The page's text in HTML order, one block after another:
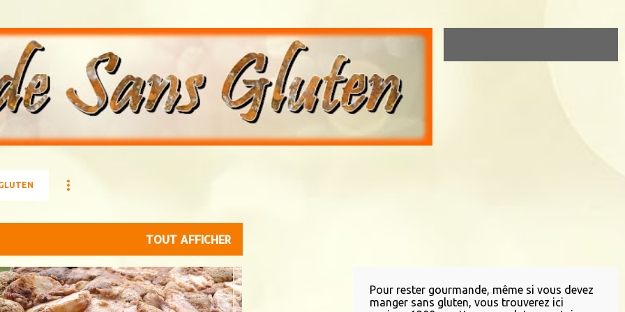
TOUT AFFICHER
DE RIZ GELÉE DE GROSEILLE NOIX POMMES
Pour rester gourmande, même si vous devez
manger sans gluten, vous trouverez ici